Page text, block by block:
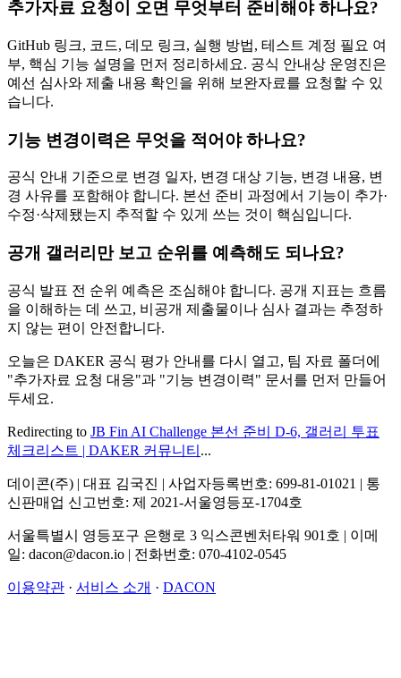
추가자료 요청이 오면 무엇부터 준비해야 하나요?
GitHub 링크, 코드, 데모 링크, 실행 방법, 테스트 계정 필요 여
부, 핵심 기능 설명을 먼저 정리하세요. 공식 안내상 운영진은
예선 심사와 제출 내용 확인을 위해 보완자료를 요청할 수 있
습니다.
기능 변경이력은 무엇을 적어야 하나요?
공식 안내 기준으로 변경 일자, 변경 대상 기능, 변경 내용, 변
경 사유를 포함해야 합니다. 본선 준비 과정에서 기능이 추가·
수정·삭제됐는지 추적할 수 있게 쓰는 것이 핵심입니다.
공개 갤러리만 보고 순위를 예측해도 되나요?
공식 발표 전 순위 예측은 조심해야 합니다. 공개 지표는 흐름
을 이해하는 데 쓰고, 비공개 제출물이나 심사 결과는 추정하
지 않는 편이 안전합니다.
오늘은 DAKER 공식 평가 안내를 다시 열고, 팀 자료 폴더에
"추가자료 요청 대응"과 "기능 변경이력" 문서를 먼저 만들어
두세요.
Redirecting to JB Fin AI Challenge 본선 준비 D-6, 갤러리 투표
체크리스트 | DAKER 커뮤니티 ...
데이콘(주) | 대표 김국진 | 사업자등록번호: 699-81-01021 | 통
신판매업 신고번호: 제 2021-서울영등포-1704호
서울특별시 영등포구 은행로 3 익스콘벤처타워 901호 | 이메
일: dacon@dacon.io | 전화번호: 070-4102-0545
이용약관 · 서비스 소개 · DACON